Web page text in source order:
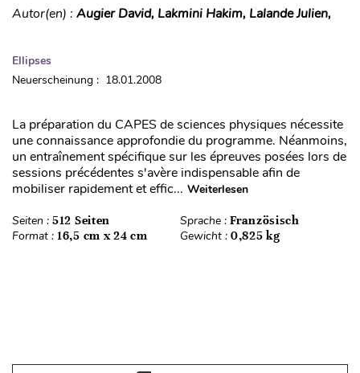
Autor(en) : Augier David, Lakmini Hakim, Lalande Julien,
Ellipses
Neuerscheinung : 18.01.2008
La préparation du CAPES de sciences physiques nécessite
une connaissance approfondie du programme. Néanmoins,
un entraînement spécifique sur les épreuves posées lors de
sessions précédentes s'avère indispensable afin de
mobiliser rapidement et effic... Weiterlesen
Seiten : 512 Seiten Sprache : Französisch
Format : 16,5 cm x 24 cm Gewicht : 0,825 kg